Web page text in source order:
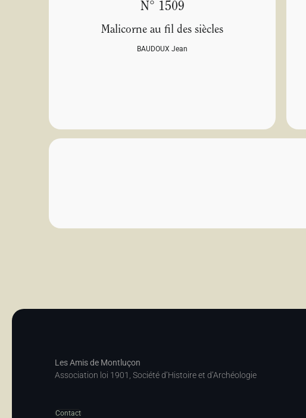
N° 1509
Malicorne au fil des siècles
BAUDOUX Jean
Les Amis de Montluçon
Association loi 1901, Société d’Histoire et d’Archéologie
Contact